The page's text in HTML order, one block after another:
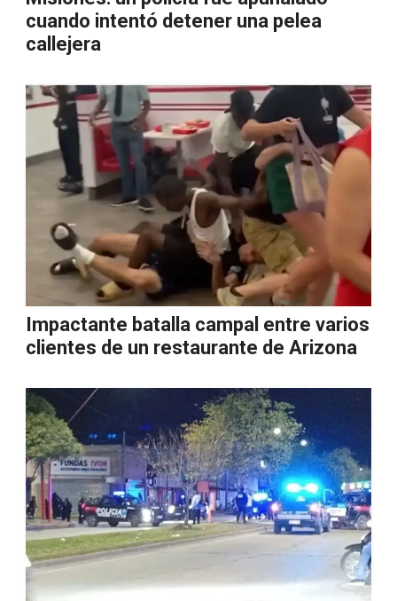
cuando intentó detener una pelea
callejera
Impactante batalla campal entre varios
clientes de un restaurante de Arizona